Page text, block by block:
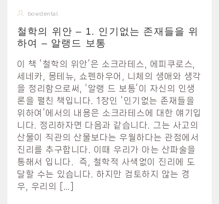
bowdental
철학의 위안 – 1. 인기없는 존재들을 위
하여 – 알랭드 보통
이 책 ‘철학의 위안’은 소크라테스, 에피쿠로스,
세네카, 몽테뉴, 쇼펜하우어, 니체의 생애와 생각
을 정리함으로써, ‘알랭 드 보통’이 자신의 인생
론을 펼친 책입니다. 1장인 ‘인기없는 존재들을
위하여’에서의 내용은 소크라테스에 대한 얘기입
니다. 정리하자면 다음과 같습니다. 그는 사고의
산물이 직관의 산물보다는 우월하다는 관점에서
진리를 추구합니다. 이때 우리가 아는 산파술을
통해서 입니다. 즉, 철학적 사색없이 진리에 도
달할 수는 있습니다. 하지만 검토하지 않는 경
우, 우리의 […]